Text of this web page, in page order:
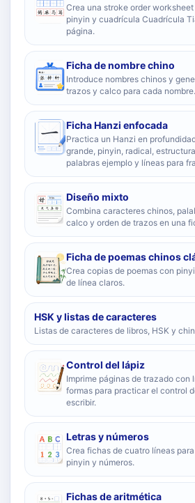
Crea una stroke order
pinyin y cuadrícula Cuadrícula
página.
Ficha de nombre chino
Introduce nombres chinos y
trazos y calco para cada nombre.
Ficha Hanzi enfocada
Practica un Hanzi en
grande, pinyin, radical,
palabras ejemplo y líneas para
Diseño mixto
Combina caracteres chinos,
calco y orden de trazos en una
Ficha de poemas chinos
Crea copias de poemas con
de línea claros.
HSK y listas de caracteres
Listas de caracteres de libros, HSK y
Control del lápiz
Imprime páginas de trazado con
formas para practicar el control
escribir.
Letras y números
Crea fichas de cuatro líneas
pinyin y números.
Fichas de aritmética